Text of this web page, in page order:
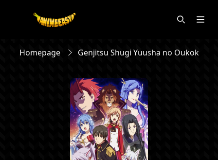
Homepage Genjitsu Shugi Yuusha no Oukoku